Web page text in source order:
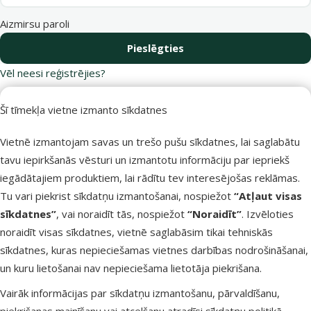
Šī tīmekļa vietne izmanto sīkdatnes
Vietnē izmantojam savas un trešo pušu sīkdatnes, lai saglabātu
tavu iepirkšanās vēsturi un izmantotu informāciju par iepriekš
iegādātajiem produktiem, lai rādītu tev interesējošas reklāmas.
Tu vari piekrist sīkdatņu izmantošanai, nospiežot “Atļaut visas
sīkdatnes”, vai noraidīt tās, nospiežot “Noraidīt”. Izvēloties
noraidīt visas sīkdatnes, vietnē saglabāsim tikai tehniskās
sīkdatnes, kuras nepieciešamas vietnes darbības nodrošināšanai,
un kuru lietošanai nav nepieciešama lietotāja piekrišana.
Vairāk informācijas par sīkdatņu izmantošanu, pārvaldīšanu,
Aizmirsu paroli
Pieslēgties
Vēl neesi reģistrējies?
saņem 10 % atlaidi pirmajam pirkumam.
Reģistrēties
Raksti e-pastā Zvani – 26 100 502
sākt saraksti
Apmeklē klātienē
kādu no mūsu veikaliem